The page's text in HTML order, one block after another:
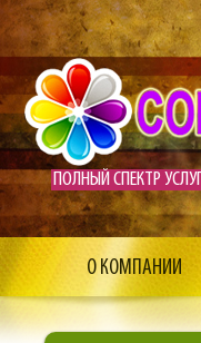
ПОЛНЫЙ СПЕКТР
О КОМПАНИИ